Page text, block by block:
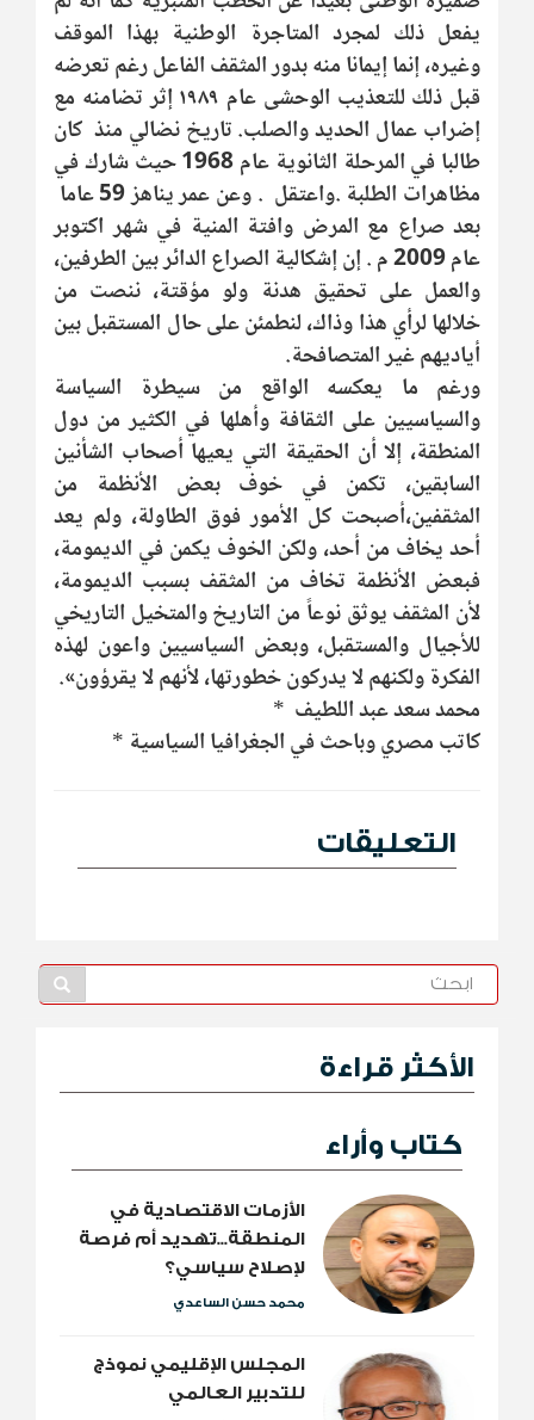
يفعل ذلك لمجرد المتاجرة الوطنية بهذا الموقف
وغيره، إنما إيمانا منه بدور المثقف الفاعل رغم تعرضه
قبل ذلك للتعذيب الوحشى عام ١٩٨٩ إثر تضامنه مع
إضراب عمال الحديد والصلب. تاريخ نضالي منذ كان
طالبا في المرحلة الثانوية عام 1968 حيث شارك في
مظاهرات الطلبة .واعتقل . وعن عمر يناهز 59 عاما
بعد صراع مع المرض وافتة المنية في شهر اكتوبر
عام 2009 م . إن إشكالية الصراع الدائر بين الطرفين،
والعمل على تحقيق هدنة ولو مؤقتة، ننصت من
خلالها لرأي هذا وذاك، لنطمئن على حال المستقبل بين
أياديهم غير المتصافحة.
ورغم ما يعكسه الواقع من سيطرة السياسة
والسياسيين على الثقافة وأهلها في الكثير من دول
المنطقة، إلا أن الحقيقة التي يعيها أصحاب الشأنين
السابقين، تكمن في خوف بعض الأنظمة من
المثقفين،أصبحت كل الأمور فوق الطاولة، ولم يعد
أحد يخاف من أحد، ولكن الخوف يكمن في الديمومة،
فبعض الأنظمة تخاف من المثقف بسبب الديمومة،
لأن المثقف يوثق نوعاً من التاريخ والمتخيل التاريخي
للأجيال والمستقبل، وبعض السياسيين واعون لهذه
الفكرة ولكنهم لا يدركون خطورتها، لأنهم لا يقرؤون».
محمد سعد عبد اللطيف *
كاتب مصري وباحث في الجغرافيا السياسية *
التعليقات
الأكثر قراءة
كتاب وأراء
الأزمات الاقتصادية في
المنطقة...تهديد أم فرصة
لإصلاح سياسي؟
محمد حسن الساعدي
المجلس الإقليمي نموذج
للتدبير العالمي